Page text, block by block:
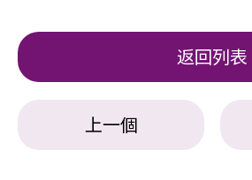
返回列表
上一個